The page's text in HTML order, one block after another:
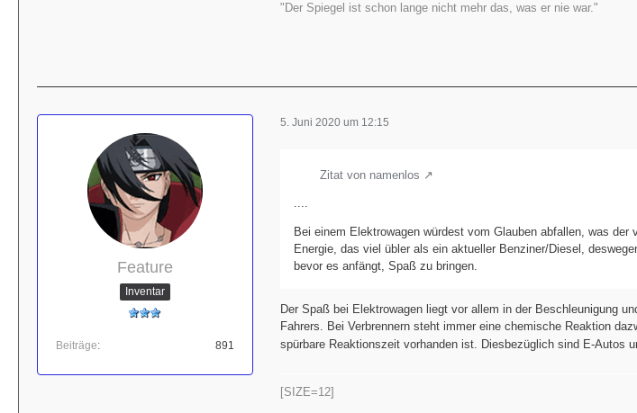
"Der Spiegel ist schon lange nicht mehr das, was er nie war."
Feature
Inventar
Beiträge 891
5. Juni 2020 um 12:15
Zitat von namenlos
....
Bei einem Elektrowagen würdest vom Glauben abfallen, was der
Energie, das viel übler als ein aktueller Benziner/Diesel,
bevor es anfängt, Spaß zu bringen.
Der Spaß bei Elektrowagen liegt vor allem in der Beschleunigung
Fahrers. Bei Verbrennern steht immer eine chemische Reaktion
spürbare Reaktionszeit vorhanden ist. Diesbezüglich sind E-Autos
[SIZE=12]